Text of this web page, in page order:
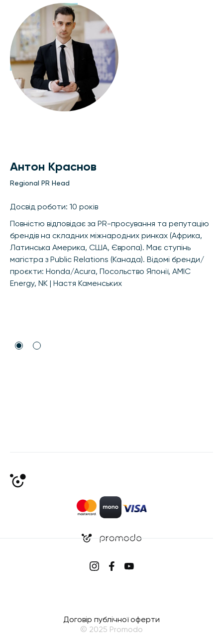
Антон Краснов
Regional PR Head
Досвід роботи: 10 років
Повністю відповідає за PR-просування та репутацію
брендів на складних міжнародних ринках (Африка,
Латинська Америка, США, Європа). Має ступінь
магістра з Public Relations (Канада). Відомі бренди/
проєкти: Honda/Acura, Посольство Японії, AMIC
Energy, NK | Настя Каменських
Договір публічної оферти
© 2025 Promodo